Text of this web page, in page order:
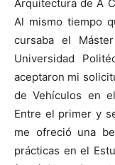
Arquitectura de A
Al mismo tiempo
cursaba el
Universidad
aceptaron mi
de Vehículos en
Entre el primer y
me ofreció una
prácticas en el